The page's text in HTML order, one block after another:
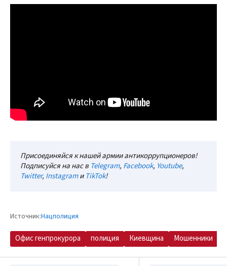
Присоединяйся к нашей армии антикоррупционеров!
Подписуйся на нас в Telegram, Facebook, Youtube,
Twitter, InstagramиTikTok!
Источник:Нацполиция
Офис генпрокурора полиция Киевщина Мошенники